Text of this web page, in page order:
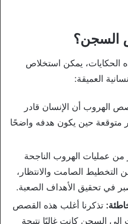
السجن؟
الحكايات، يمكن استخلاص
العميقة:
الهروب أن الإنسان قادر
متوقعة حين يكون هدفه واضحًا
من عمليات الهروب الناجحة
التخطيط الصامت والانتظار،
في تحقيق الأهداف الصعبة.
تذكرنا أغلب هذه القصص
إلى السجن كانت غالبًا نتيجة